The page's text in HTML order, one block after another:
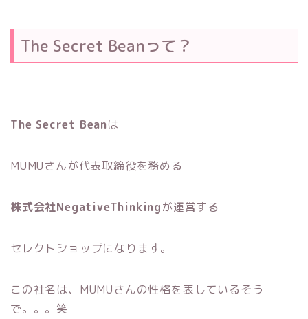
The Secret Beanって？
The Secret Beanは
MUMUさんが代表取締役を務める
株式会社NegativeThinkingが運営する
セレクトショップになります。
この社名は、MUMUさんの性格を表しているそう
で。。。笑